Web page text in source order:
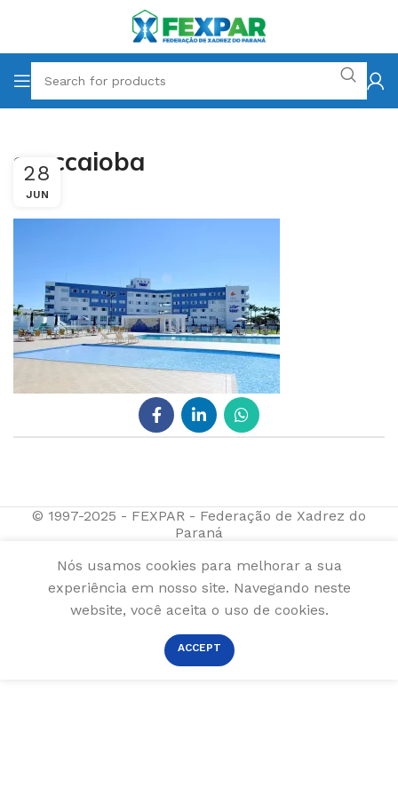
sesccaioba
28
JUN
© 1997-2025 - FEXPAR - Federação de Xadrez do
Paraná
Nós usamos cookies para melhorar a sua
experiência em nosso site. Navegando neste
website, você aceita o uso de cookies.
ACCEPT